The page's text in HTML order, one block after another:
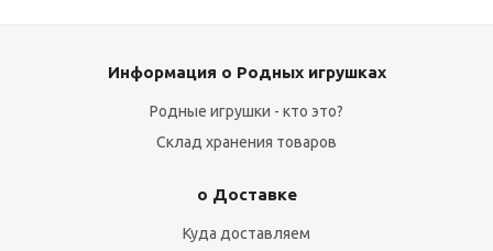
Информация о Родных игрушках
Родные игрушки - кто это?
Склад хранения товаров
о Доставке
Куда доставляем